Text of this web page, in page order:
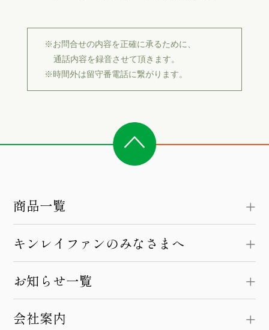
※お問合せの内容を正確に承るために、
通話内容を録音させて頂きます。
※時間外は留守番電話に繋がります。
商品一覧
キンレイファンのみなさまへ
お知らせ一覧
会社案内